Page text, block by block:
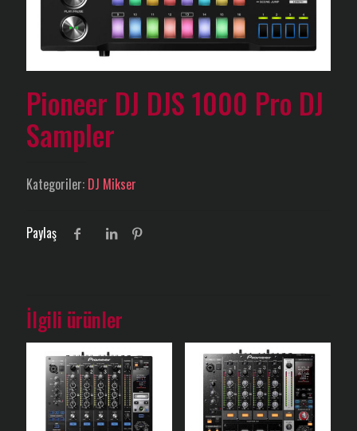
Pioneer DJ DJS 1000 Pro DJ
Sampler
Kategoriler: DJ Mikser
Paylaş
İlgili ürünler